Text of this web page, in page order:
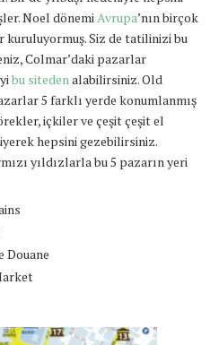
Noel dönemiAvrupa’nın birçok
kuruluyormuş. Siz de tatilinizi bu
Colmar’daki pazarlar
bu sitedenalabilirsiniz. Old
5 farklı yerde konumlanmış
içkiler ve çeşit çeşit el
hepsini gezebilirsiniz.
yıldızlarla bu 5 pazarın yeri
Douane